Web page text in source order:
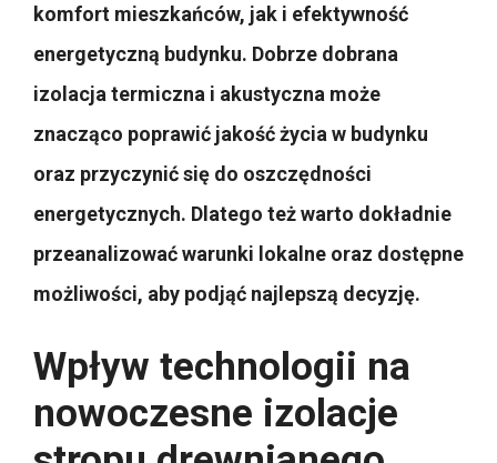
komfort mieszkańców, jak i efektywność
energetyczną budynku. Dobrze dobrana
izolacja termiczna i akustyczna może
znacząco poprawić jakość życia w budynku
oraz przyczynić się do oszczędności
energetycznych. Dlatego też warto dokładnie
przeanalizować warunki lokalne oraz dostępne
możliwości, aby podjąć najlepszą decyzję.
Wpływ technologii na
nowoczesne izolacje